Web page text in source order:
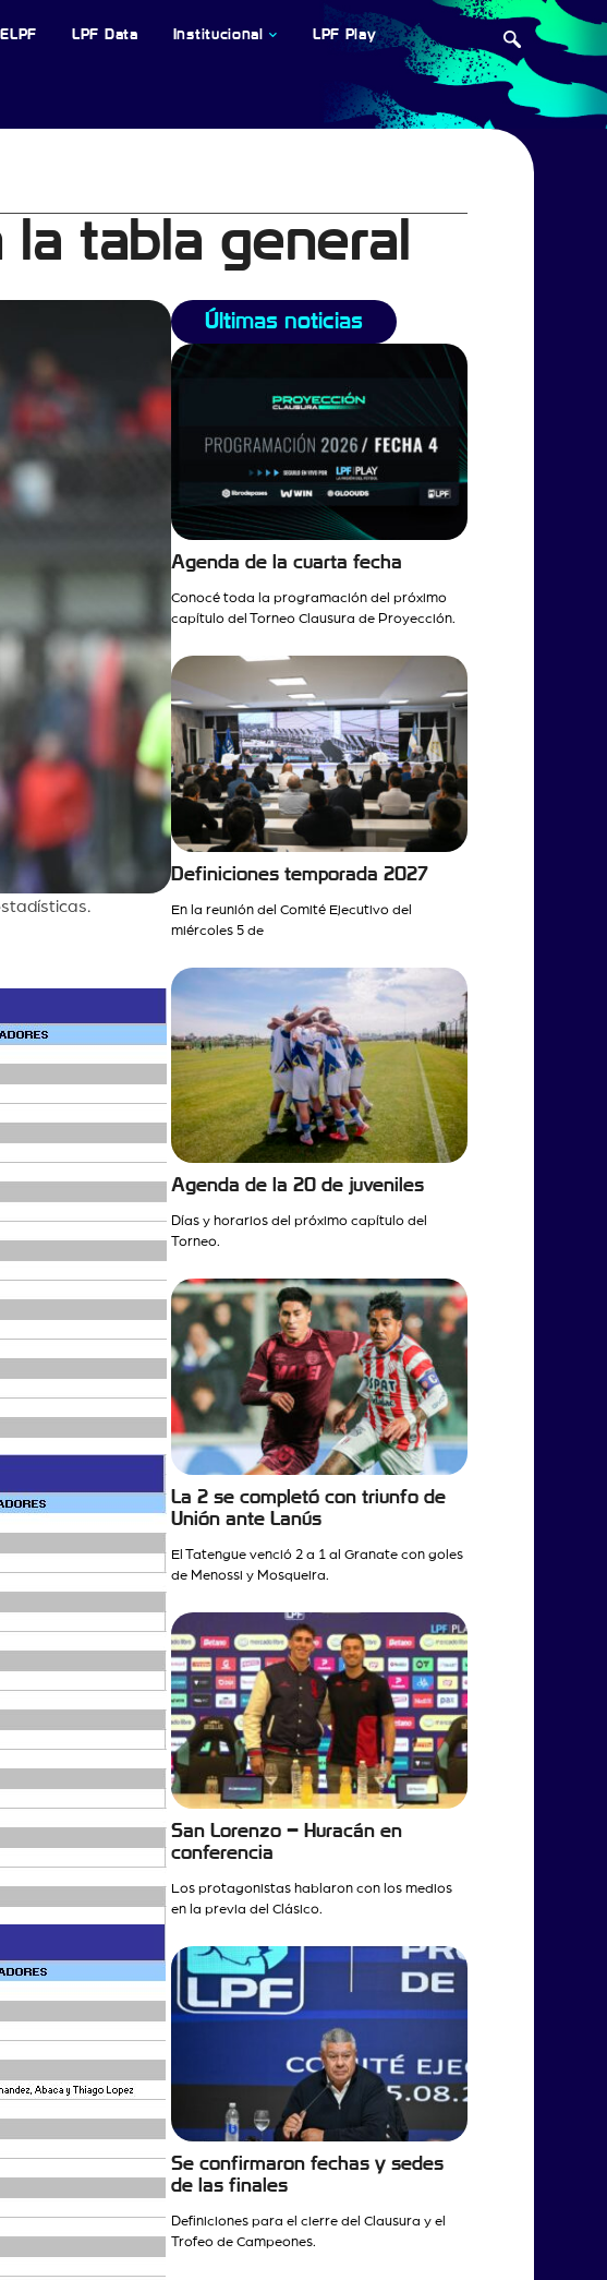
ELPF LPF Data Institucional LPF Play
tabla general
Últimas noticias
Agenda de la cuarta fecha
Conocé toda la programación del próximo
capítulo del Torneo Clausura de Proyección.
Definiciones temporada 2027
En la reunión del Comité Ejecutivo del
miércoles 5 de
Agenda de la 20 de juveniles
Días y horarios del próximo capítulo del
Torneo.
La 2 se completó con triunfo de
Unión ante Lanús
El Tatengue venció 2 a 1 al Granate con goles
de Menossi y Mosqueira.
San Lorenzo – Huracán en
conferencia
Los protagonistas hablaron con los medios
en la previa del Clásico.
Se confirmaron fechas y sedes
de las finales
Definiciones para el cierre del Clausura y el
Trofeo de Campeones.